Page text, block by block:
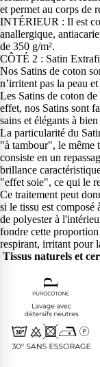
et permet au corps de
INTÉRIEUR : Il est
anallergique,
de 350 g/m².
CÔTÉ 2 : Satin
Nos Satins de coton
n’irritent pas la peau
Les Satins de coton
effet, nos Satins sont
sains et élégants à
La particularité du
"à tambour", le même
consiste en un
brillance
"effet soie", ce qui le
Ce traitement peut
si le tissu est composé
de polyester à
fondre cette
respirant, irritant pour
Tissus naturels et